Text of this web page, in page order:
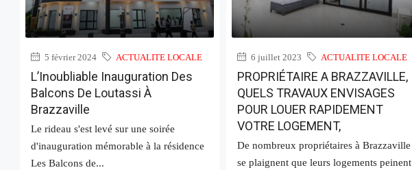
5 février 2024 ACTUALITE LOCALE
L’Inoubliable Inauguration Des
Balcons De Loutassi À
Brazzaville
Le rideau s'est levé sur une soirée
d'inauguration mémorable à la résidence
Les Balcons de...
6 juillet 2023 ACTUALITE LOCALE
PROPRIÉTAIRE A BRAZZAVILLE,
QUELS TRAVAUX ENVISAGES
POUR LOUER RAPIDEMENT
VOTRE LOGEMENT,
De nombreux propriétaires à Brazzaville
se plaignent que leurs logements peinent